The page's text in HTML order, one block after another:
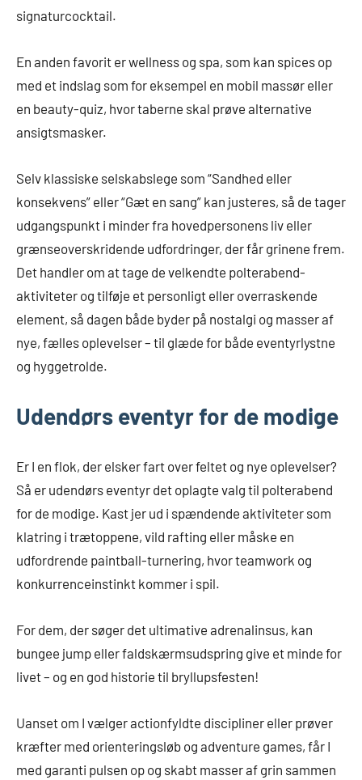
signaturcocktail.
En anden favorit er wellness og spa, som kan spices op
med et indslag som for eksempel en mobil massør eller
en beauty-quiz, hvor taberne skal prøve alternative
ansigtsmasker.
Selv klassiske selskabslege som “Sandhed eller
konsekvens” eller “Gæt en sang” kan justeres, så de tager
udgangspunkt i minder fra hovedpersonens liv eller
grænseoverskridende udfordringer, der får grinene frem.
Det handler om at tage de velkendte polterabend-
aktiviteter og tilføje et personligt eller overraskende
element, så dagen både byder på nostalgi og masser af
nye, fælles oplevelser – til glæde for både eventyrlystne
og hyggetrolde.
Udendørs eventyr for de modige
Er I en flok, der elsker fart over feltet og nye oplevelser?
Så er udendørs eventyr det oplagte valg til polterabend
for de modige. Kast jer ud i spændende aktiviteter som
klatring i trætoppene, vild rafting eller måske en
udfordrende paintball-turnering, hvor teamwork og
konkurrenceinstinkt kommer i spil.
For dem, der søger det ultimative adrenalinsus, kan
bungee jump eller faldskærmsudspring give et minde for
livet – og en god historie til bryllupsfesten!
Uanset om I vælger actionfyldte discipliner eller prøver
kræfter med orienteringsløb og adventure games, får I
med garanti pulsen op og skabt masser af grin sammen